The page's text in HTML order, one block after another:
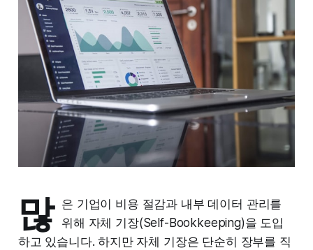
많 은 기업이 비용 절감과 내부 데이터 관리를
위해 자체 기장(Self-Bookkeeping)을 도입
하고 있습니다. 하지만 자체 기장은 단순히 장부를 직